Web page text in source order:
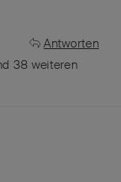
Antworten
38 weiteren